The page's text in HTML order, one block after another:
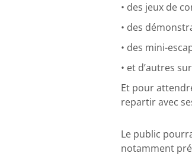
• des jeux de
• des
• des mini-
• et d’autres
Et pour
repartir avec
Le public
notamment